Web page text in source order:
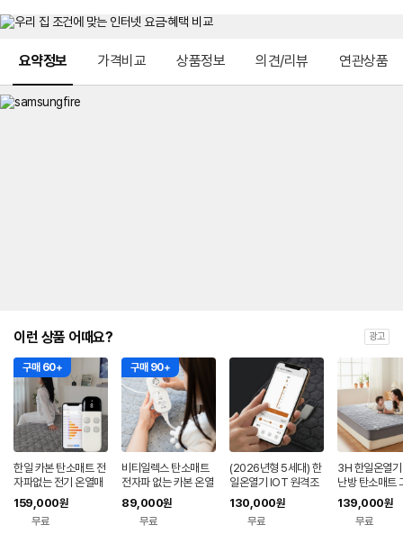
요약정보 가격비교 상품정보 의견/리뷰 연관상품
이런 상품 어때요? 광고
구매 60+
한일 카본 탄소매트 전
자파없는 전기 온열매
트 장판 2인용 1인용 S
S 그레이
159,000원
무료
구매 90+
비티일렉스 탄소매트
전자파 없는 카본 온열
매트
89,000원
무료
(2026년형 5세대) 한
일온열기 IOT 원격조
절 전기 온열매트 탄소
카본 매트 전기요 장판
침대용 1인용 싱글
130,000원
무료
3H 한일온열
난방 탄소매트
전기매트 온열
기장판 카본 2
0x195 그레이
139,000원
무료